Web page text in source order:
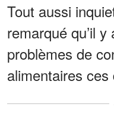
Tout aussi
remarqué qu’il
problèmes de
alimentaires ces